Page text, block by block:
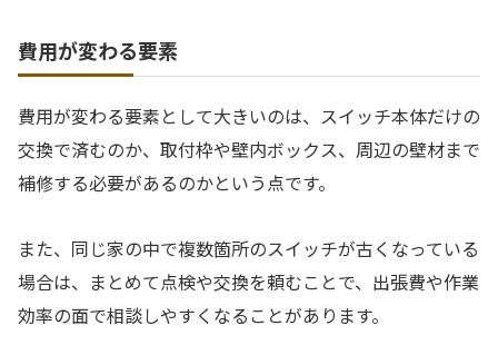
費用が変わる要素
費用が変わる要素として大きいのは、スイッチ本体だけの
交換で済むのか、取付枠や壁内ボックス、周辺の壁材まで
補修する必要があるのかという点です。
また、同じ家の中で複数箇所のスイッチが古くなっている
場合は、まとめて点検や交換を頼むことで、出張費や作業
効率の面で相談しやすくなることがあります。